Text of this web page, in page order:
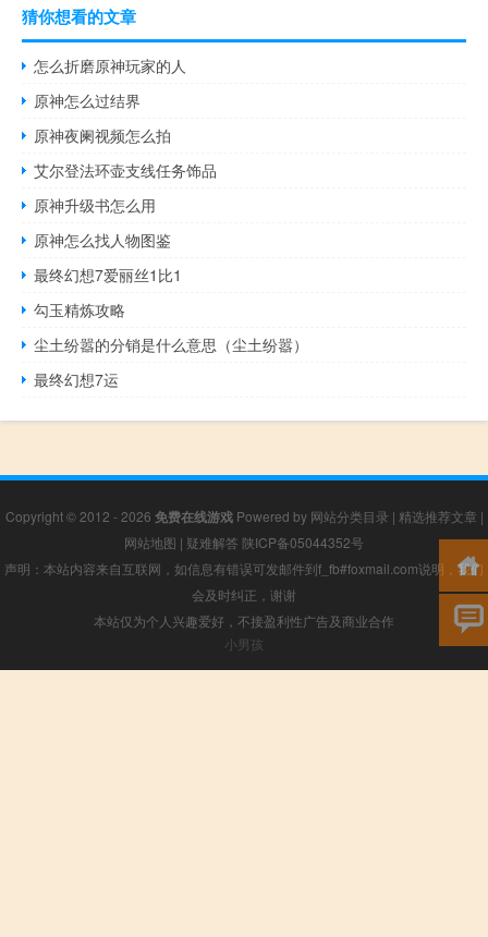
猜你想看的文章
怎么折磨原神玩家的人
原神怎么过结界
原神夜阑视频怎么拍
艾尔登法环壶支线任务饰品
原神升级书怎么用
原神怎么找人物图鉴
最终幻想7爱丽丝1比1
勾玉精炼攻略
尘土纷嚣的分销是什么意思（尘土纷嚣）
最终幻想7运
Copyright © 2012 - 2026 免费在线游戏Powered by 网站分类目录 | 精选推荐文章 |
网站地图 | 疑难解答 陕ICP备05044352号
声明：本站内容来自互联网，如信息有错误可发邮件到f_fb#foxmail.com说明，我们
会及时纠正，谢谢
本站仅为个人兴趣爱好，不接盈利性广告及商业合作
小男孩